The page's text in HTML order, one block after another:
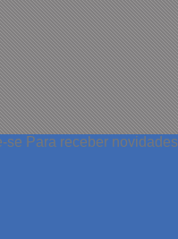
se Para receber novidades